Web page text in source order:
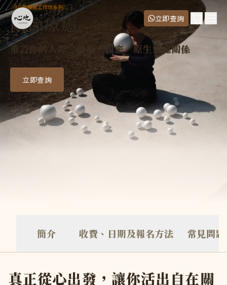
立即查詢
購物車
關係療癒
您是否曾感覺到，無論在愛情、家庭還是職場中，都彷彿困在
導師
Mei Leung
價錢
正價:$980
二人同行:$1,760
三堂套票:$2,400
五堂套票:$3,600
常見問題
3小時療癒系列套票，有哪些課堂適用？
套票適用於所有 3小時療癒工作坊系列課堂，主題包括： 氣功
上課地點在心地 Vijnana 於銅鑼灣自設的療癒中心，離時代
如何報名？
3小時療癒工作坊系列
關係療癒
重設你的人際／職場／親密／原生家庭關係
立即查詢
簡介 收費、日期及報名方法 常見問題
真正從心出發，讓你活出自在關